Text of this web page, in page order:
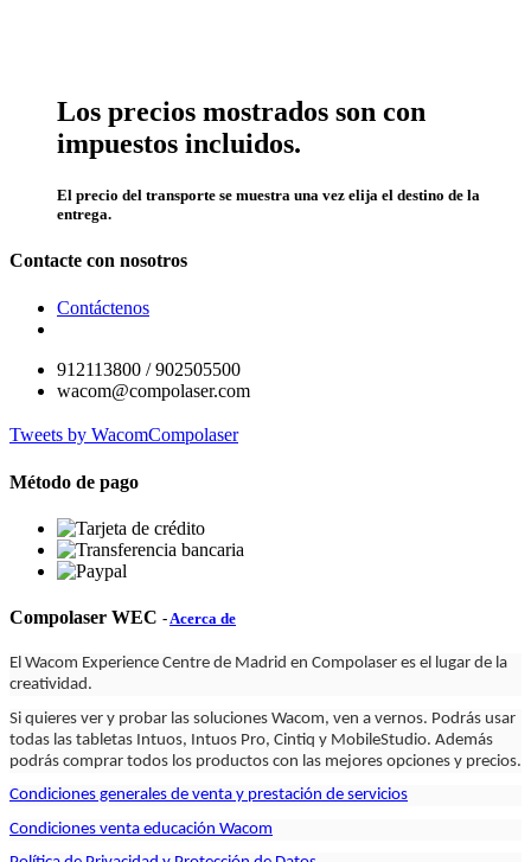
Los precios mostrados son con
impuestos incluidos.
El precio del transporte se muestra una vez elija el destino de la
entrega.
Contacte con nosotros
Contáctenos
912113800 / 902505500
wacom@compolaser.com
Tweets by WacomCompolaser
Método de pago
Compolaser WEC -Acerca de
El Wacom Experience Centre de Madrid en Compolaser es el lugar de la
creatividad.
Si quieres ver y probar las soluciones Wacom, ven a vernos. Podrás usar
todas las tabletas Intuos, Intuos Pro, Cintiq y MobileStudio. Además
podrás comprar todos los productos con las mejores opciones y precios.
Condiciones generales de venta y prestación de servicios
Condiciones venta educación Wacom